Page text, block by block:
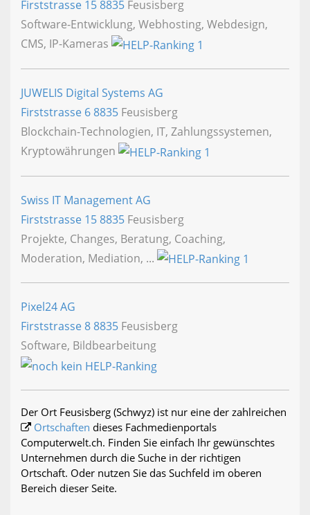
Firststrasse 158835 Feusisberg
Software-Entwicklung, Webhosting, Webdesign,
CMS, IP-Kameras
JUWELIS Digital Systems AG
Firststrasse 68835 Feusisberg
Blockchain-Technologien, IT, Zahlungssystemen,
Kryptowährungen
Swiss IT Management AG
Firststrasse 158835 Feusisberg
Projekte, Changes, Beratung, Coaching,
Moderation, Mediation, ...
Pixel24 AG
Firststrasse 88835 Feusisberg
Software, Bildbearbeitung
Der Ort Feusisberg (Schwyz) ist nur eine der zahlreichen
Ortschaften dieses Fachmedienportals
Computerwelt.ch. Finden Sie einfach Ihr gewünschtes
Unternehmen durch die Suche in der richtigen
Ortschaft. Oder nutzen Sie das Suchfeld im oberen
Bereich dieser Seite.